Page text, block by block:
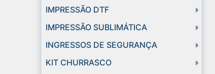
IMPRESSÃO DTF
IMPRESSÃO SUBLIMÁTICA
INGRESSOS DE SEGURANÇA
KIT CHURRASCO